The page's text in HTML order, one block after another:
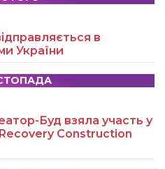
в
України
Буд взяла участь у
Construction